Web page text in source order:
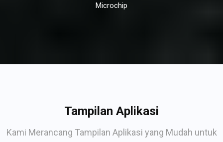
Microchip
Tampilan Aplikasi
Kami Merancang Tampilan Aplikasi yang Mudah untuk